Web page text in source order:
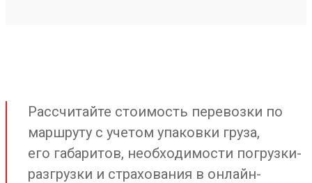
Рассчитайте стоимость перевозки по
маршруту с учетом упаковки груза,
его габаритов, необходимости погрузки-
разгрузки и страхования в онлайн-